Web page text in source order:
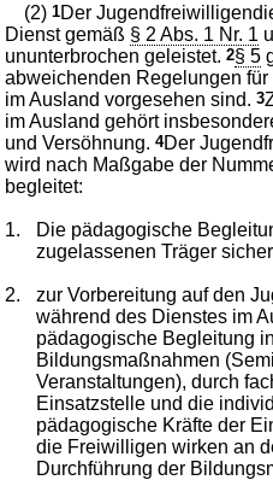
(2)1Der
Dienst gemäß § 2 Abs. 1 Nr. 1
ununterbrochen geleistet.2§ 5
abweichenden Regelungen
im Ausland vorgesehen sind.3
im Ausland gehört
und Versöhnung.4Der
wird nach Maßgabe der
begleitet:
1. Die pädagogische
zugelassenen Träger
2.
zur Vorbereitung auf den
während des Dienstes im
pädagogische Begleitung
Bildungsmaßnahmen
Veranstaltungen), durch
Einsatzstelle und die
pädagogische Kräfte der
die Freiwilligen wirken an
Durchführung der